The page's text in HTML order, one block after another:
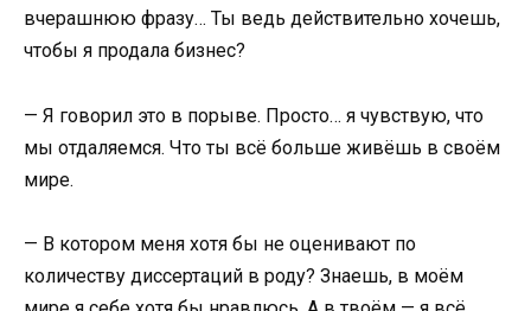
вчерашнюю фразу… Ты ведь действительно хочешь,
чтобы я продала бизнес?
— Я говорил это в порыве. Просто… я чувствую, что
мы отдаляемся. Что ты всё больше живёшь в своём
мире.
— В котором меня хотя бы не оценивают по
количеству диссертаций в роду? Знаешь, в моём